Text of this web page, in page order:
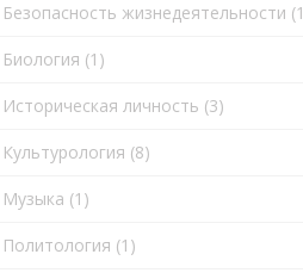
Безопасность жизнедеятельности
Биология (1)
Историческая личность (3)
Культурология (8)
Музыка (1)
Политология (1)